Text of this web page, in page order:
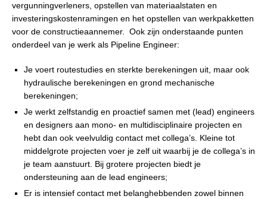
vergunningverleners, opstellen van materiaalstaten en
investeringskostenramingen en het opstellen van werkpakketten
voor de constructieaannemer. Ook zijn onderstaande punten
onderdeel van je werk als Pipeline Engineer:
Je voert routestudies en sterkte berekeningen uit, maar ook
hydraulische berekeningen en grond mechanische
berekeningen;
Je werkt zelfstandig en proactief samen met (lead) engineers
en designers aan mono- en multidisciplinaire projecten en
hebt dan ook veelvuldig contact met collega’s. Kleine tot
middelgrote projecten voer je zelf uit waarbij je de collega’s in
je team aanstuurt. Bij grotere projecten biedt je
ondersteuning aan de lead engineers;
Er is intensief contact met belanghebbenden zowel binnen